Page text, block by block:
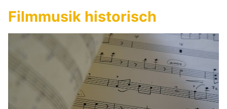
Filmmusik historisch